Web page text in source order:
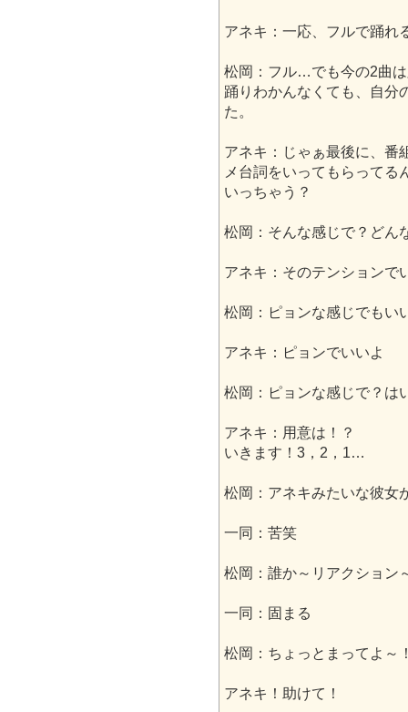
アネキ：一応、フルで踊れ
松岡：フル…でも今の2曲
踊りわかんなくても、自分
た。
アネキ：じゃぁ最後に、番
メ台詞をいってもらってる
いっちゃう？
松岡：そんな感じで？どん
アネキ：そのテンションで
松岡：ピョンな感じでもい
アネキ：ピョンでいいよ
松岡：ピョンな感じで？は
アネキ：用意は！？
いきます！3，2，1…
松岡：アネキみたいな彼女
一同：苦笑
松岡：誰か～リアクション
一同：固まる
松岡：ちょっとまってよ～
アネキ！助けて！